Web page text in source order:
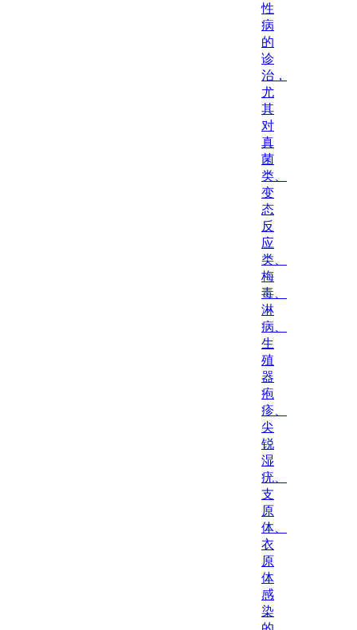
性
病
的
诊
治，
尤
其
对
真
菌
类、
变
态
反
应
类、
梅
毒、
淋
病、
生
殖
器
疱
疹、
尖
锐
湿
疣、
支
原
体、
衣
原
体
感
染